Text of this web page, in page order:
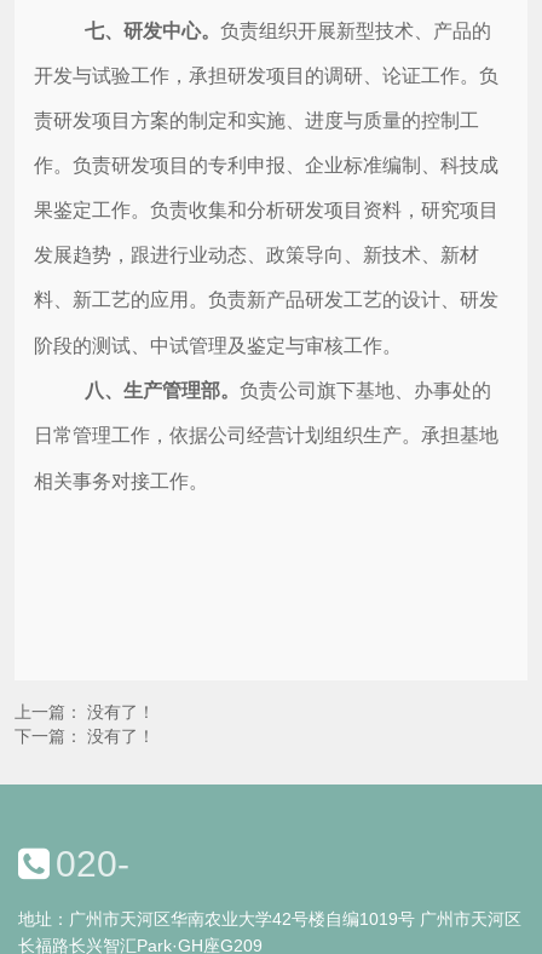
七、研发中心。负责组织开展新型技术、产品的
开发与试验工作，承担研发项目的调研、论证工作。负
责研发项目方案的制定和实施、进度与质量的控制工
作。负责研发项目的专利申报、企业标准编制、科技成
果鉴定工作。负责收集和分析研发项目资料，研究项目
发展趋势，跟进行业动态、政策导向、新技术、新材
料、新工艺的应用。负责新产品研发工艺的设计、研发
阶段的测试、中试管理及鉴定与审核工作。
八、生产管理部。负责公司旗下基地、办事处的
日常管理工作，依据公司经营计划组织生产。承担基地
相关事务对接工作。
上一篇： 没有了！
下一篇： 没有了！
020-
地址：广州市天河区华南农业大学42号楼自编1019号 广州市天河区
长福路长兴智汇Park·GH座G209